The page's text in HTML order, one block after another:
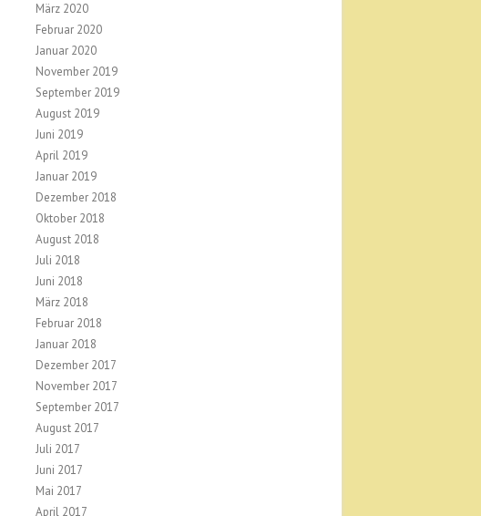
März 2020
Februar 2020
Januar 2020
November 2019
September 2019
August 2019
Juni 2019
April 2019
Januar 2019
Dezember 2018
Oktober 2018
August 2018
Juli 2018
Juni 2018
März 2018
Februar 2018
Januar 2018
Dezember 2017
November 2017
September 2017
August 2017
Juli 2017
Juni 2017
Mai 2017
April 2017